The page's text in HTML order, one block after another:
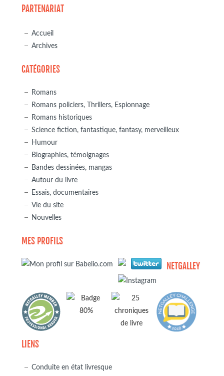
PARTENARIAT
Accueil
Archives
CATÉGORIES
Romans
Romans policiers, Thrillers, Espionnage
Romans historiques
Science fiction, fantastique, fantasy, merveilleux
Humour
Biographies, témoignages
Bandes dessinées, mangas
Autour du livre
Essais, documentaires
Vie du site
Nouvelles
MES PROFILS
NETGALLEY
LIENS
Conduite en état livresque